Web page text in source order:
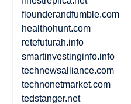
flounderandfumble.com
healthohunt.com
retefuturah.info
smartinvestinginfo.info
technewsalliance.com
technonetmarket.com
tedstanger.net